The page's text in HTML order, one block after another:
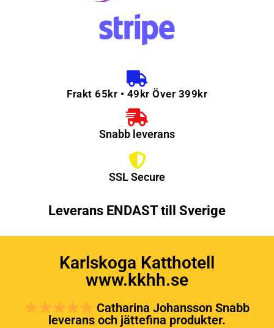
Frakt 65kr • 49kr Över 399kr
Snabb leverans
SSL Secure
Leverans ENDAST till Sverige
Karlskoga Katthotell
www.kkhh.se
Catharina Johansson Snabb
leverans och jättefina produkter.